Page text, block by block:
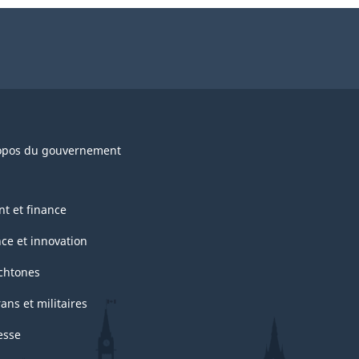
du gouvernement
et finance
et innovation
et militaires